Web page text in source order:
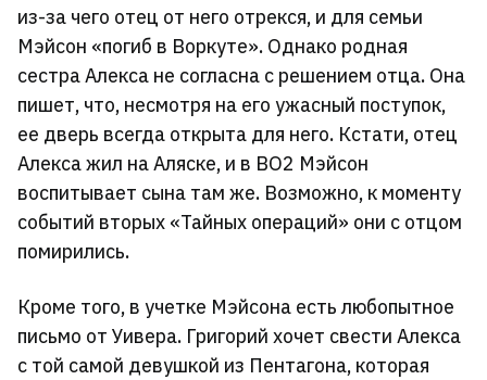
из-за чего отец от него отрекся, и для семьи
Мэйсон «погиб в Воркуте». Однако родная
сестра Алекса не согласна с решением отца. Она
пишет, что, несмотря на его ужасный поступок,
ее дверь всегда открыта для него. Кстати, отец
Алекса жил на Аляске, и в BO2 Мэйсон
воспитывает сына там же. Возможно, к моменту
событий вторых «Тайных операций» они с отцом
помирились.
Кроме того, в учетке Мэйсона есть любопытное
письмо от Уивера. Григорий хочет свести Алекса
с той самой девушкой из Пентагона, которая